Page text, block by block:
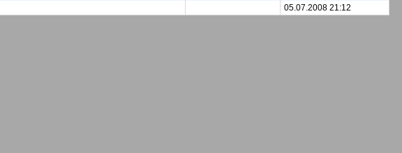
05.07.2008 21:12